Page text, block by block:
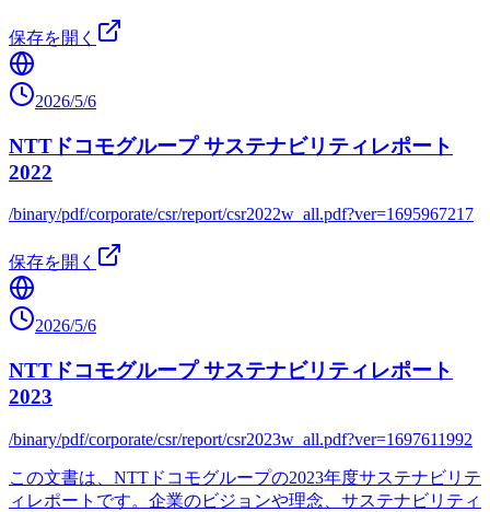
保存を開く
2026/5/6
NTTドコモグループ サステナビリティレポート
2022
/binary/pdf/corporate/csr/report/csr2022w_all.pdf?ver=1695967217
保存を開く
2026/5/6
NTTドコモグループ サステナビリティレポート
2023
/binary/pdf/corporate/csr/report/csr2023w_all.pdf?ver=1697611992
この文書は、NTTドコモグループの2023年度サステナビリテ
ィレポートです。企業のビジョンや理念、サステナビリティ